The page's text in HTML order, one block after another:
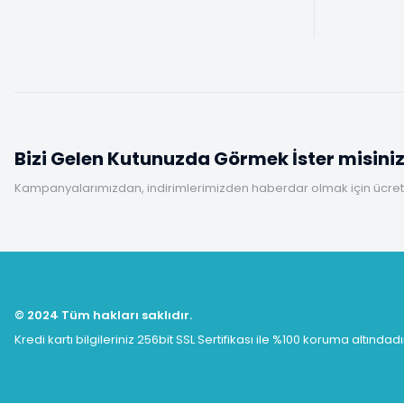
Bizi Gelen Kutunuzda Görmek İster
Kampanyalarımızdan, indirimlerimizden haberdar olmak için
© 2024 Tüm hakları saklıdır.
Kredi kartı bilgileriniz 256bit SSL Sertifikası ile %100 koruma